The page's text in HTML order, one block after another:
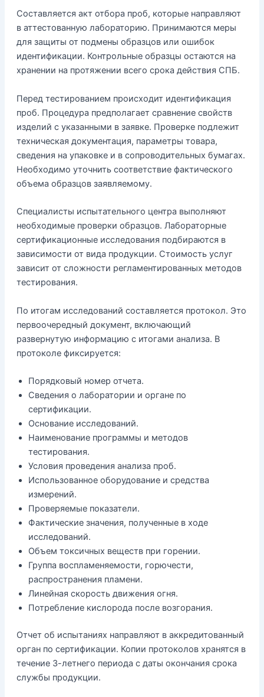
Составляется акт отбора проб, которые направляют
в аттестованную лабораторию. Принимаются меры
для защиты от подмены образцов или ошибок
идентификации. Контрольные образцы остаются на
хранении на протяжении всего срока действия СПБ.
Перед тестированием происходит идентификация
проб. Процедура предполагает сравнение свойств
изделий с указанными в заявке. Проверке подлежит
техническая документация, параметры товара,
сведения на упаковке и в сопроводительных бумагах.
Необходимо уточнить соответствие фактического
объема образцов заявляемому.
Специалисты испытательного центра выполняют
необходимые проверки образцов. Лабораторные
сертификационные исследования подбираются в
зависимости от вида продукции. Стоимость услуг
зависит от сложности регламентированных методов
тестирования.
По итогам исследований составляется протокол. Это
первоочередный документ, включающий
развернутую информацию с итогами анализа. В
протоколе фиксируется:
Порядковый номер отчета.
Сведения о лаборатории и органе по
сертификации.
Основание исследований.
Наименование программы и методов
тестирования.
Условия проведения анализа проб.
Использованное оборудование и средства
измерений.
Проверяемые показатели.
Фактические значения, полученные в ходе
исследований.
Объем токсичных веществ при горении.
Группа воспламеняемости, горючести,
распространения пламени.
Линейная скорость движения огня.
Потребление кислорода после возгорания.
Отчет об испытаниях направляют в аккредитованный
орган по сертификации. Копии протоколов хранятся в
течение 3-летнего периода с даты окончания срока
службы продукции.